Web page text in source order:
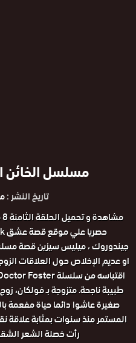
مسلسل الخائن
تاريخ النشر :
جيندوروك ، ميليس سيزين قصة
او عديم الإخلاص حول العلاقات
طبيبة ناجحة. متزوجة بـ فولكان،
صغيرة عاشوا دائما حياة مفعمة
المستمر منذ سنوات بمثابة علاقة
رأت خصلة الشعر